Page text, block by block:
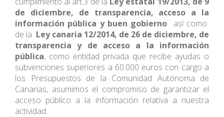
de diciembre, de transparencia, acceso a la
información pública y buen gobierno así como
de la Ley canaria 12/2014, de 26 de diciembre, de
transparencia y de acceso a la información
pública, como entidad privada que recibe ayudas o
subvenciones superiores a 60.000 euros con cargo a
los Presupuestos de la Comunidad Autónoma de
Canarias, asumimos el compromiso de garantizar el
acceso público a la información relativa a nuestra
actividad.
LLAMAR AHORA